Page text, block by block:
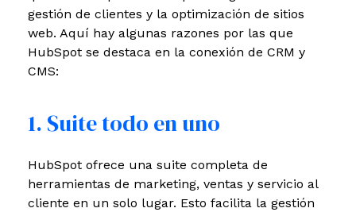
gestión de clientes y la optimización de sitios
web. Aquí hay algunas razones por las que
HubSpot se destaca en la conexión de CRM y
CMS:
1. Suite todo en uno
HubSpot ofrece una suite completa de
herramientas de marketing, ventas y servicio al
cliente en un solo lugar. Esto facilita la gestión